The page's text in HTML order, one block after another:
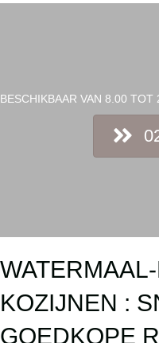
BESCHIKBAAR VAN 8.00
KOZIJNEN :
GOEDKOPE